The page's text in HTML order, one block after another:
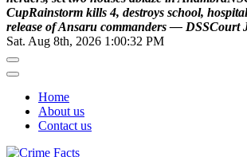
CupRainstorm kills 4, destroys school, hospital
release ofAnsaru commanders — DSSCourt
Sat. Aug 8th, 2026 1:00:33 PM
Home
About us
Contact us